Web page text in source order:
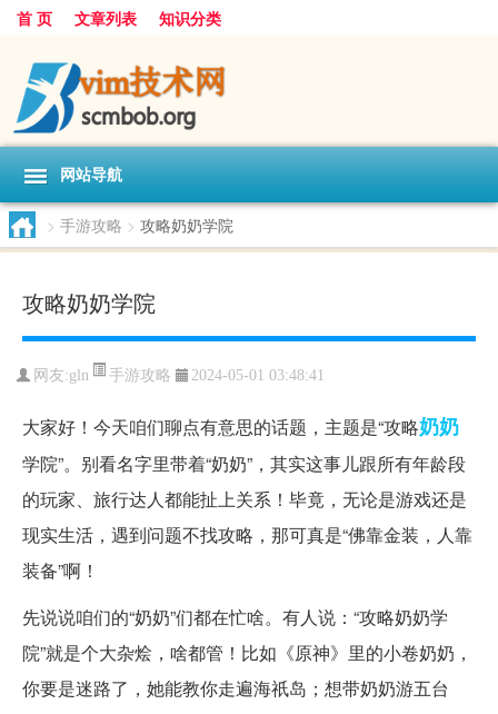
首 页 文章列表 知识分类
网站导航
> 手游攻略 > 攻略奶奶学院
攻略奶奶学院
网友:gln 手游攻略 2024-05-01 03:48:41
大家好！今天咱们聊点有意思的话题，主题是“攻略奶奶
学院”。别看名字里带着“奶奶”，其实这事儿跟所有年龄段
的玩家、旅行达人都能扯上关系！毕竟，无论是游戏还是
现实生活，遇到问题不找攻略，那可真是“佛靠金装，人靠
装备”啊！
先说说咱们的“奶奶”们都在忙啥。有人说：“攻略奶奶学
院”就是个大杂烩，啥都管！比如《原神》里的小卷奶奶，
你要是迷路了，她能教你走遍海祇岛；想带奶奶游五台